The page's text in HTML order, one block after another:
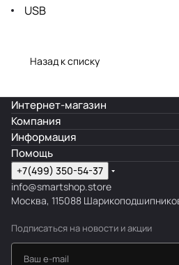
USB
Назад к списку
Интернет-магазин
Компания
Информация
Помощь
+7(499) 350-54-37
info@smartshop.store
Москва, 115088
Подписаться на новости и акции